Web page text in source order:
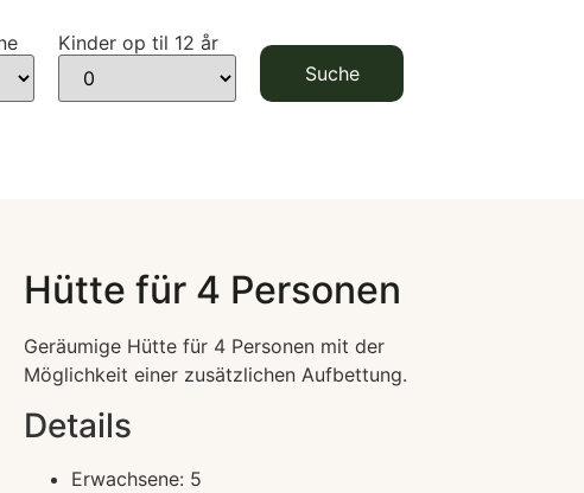
Kinder op til 12 år
Hütte für 4 Personen
Geräumige Hütte für 4 Personen mit der
Möglichkeit einer zusätzlichen Aufbettung.
Details
Erwachsene: 5